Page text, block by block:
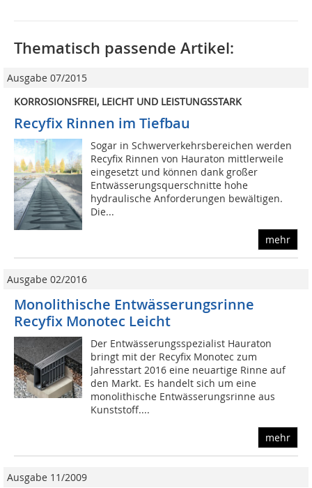
Thematisch passende Artikel:
Ausgabe 07/2015
KORROSIONSFREI, LEICHT UND LEISTUNGSSTARK
Recyfix Rinnen im Tiefbau
Sogar in Schwerverkehrsbereichen werden
Recyfix Rinnen von Hauraton mittlerweile
eingesetzt und können dank großer
Entwässerungsquerschnitte hohe
hydraulische Anforderungen bewältigen.
Die...
mehr
Ausgabe 02/2016
Monolithische Entwässerungsrinne
Recyfix Monotec Leicht
Der Entwässerungsspezialist Hauraton
bringt mit der Recyfix Monotec zum
Jahresstart 2016 eine neuartige Rinne auf
den Markt. Es handelt sich um eine
monolithische Entwässerungsrinne aus
Kunststoff....
mehr
Ausgabe 11/2009